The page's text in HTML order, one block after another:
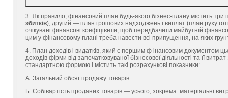
3. Як правило, фінансовий план будь-якого бізнес-плану містить
збитків); другий — план грошових надходжень і виплат (план руху
очікувані фінансові коефіцієнти, щоб передбачити майбутній
цим у фінансовому плані треба навести всі припущення, на яких
4. План доходів і видатків, який є першим ф інансовим документом
доходів фірми від започатковуваної бізнесової діяльності та її
стандартною формою і містить такі розрахункові показники:
А. Загальний обсяг продажу товарів.
Б. Собівартість проданих товарів — усього, зокрема: матеріальні